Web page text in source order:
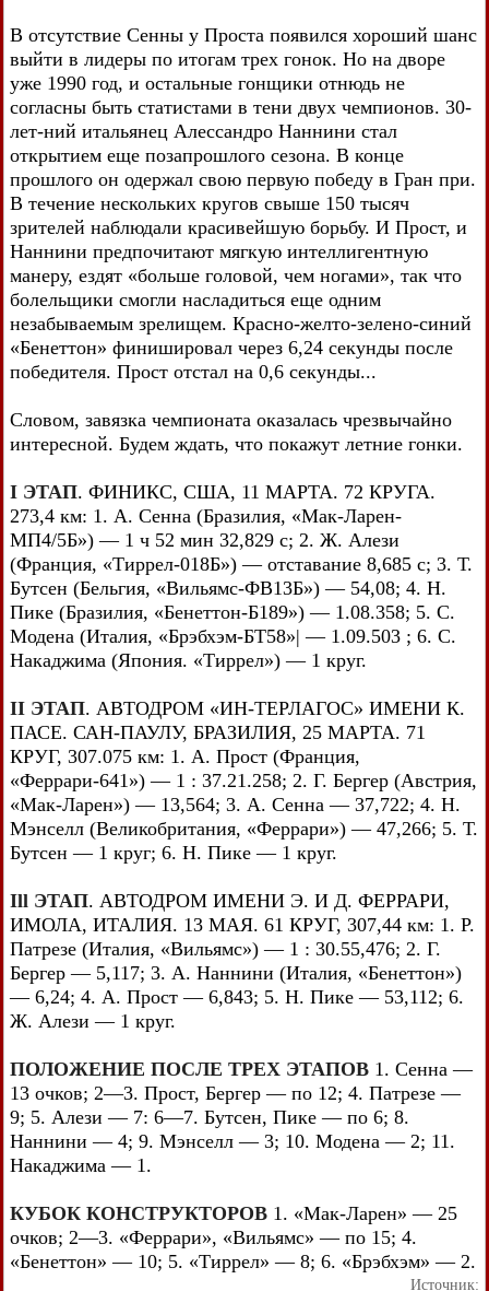
В отсутствие Сенны у Проста появился хороший шанс
выйти в лидеры по итогам трех гонок. Но на дворе
уже 1990 год, и остальные гонщики отнюдь не
согласны быть статистами в тени двух чемпионов. 30-
лет-ний итальянец Алессандро Наннини стал
открытием еще позапрошлого сезона. В конце
прошлого он одержал свою первую победу в Гран при.
В течение нескольких кругов свыше 150 тысяч
зрителей наблюдали красивейшую борьбу. И Прост, и
Наннини предпочитают мягкую интеллигентную
манеру, ездят «больше головой, чем ногами», так что
болельщики смогли насладиться еще одним
незабываемым зрелищем. Красно-желто-зелено-синий
«Бенеттон» финишировал через 6,24 секунды после
победителя. Прост отстал на 0,6 секунды...
Словом, завязка чемпионата оказалась чрезвычайно
интересной. Будем ждать, что покажут летние гонки.
I ЭТАП. ФИНИКС, США, 11 МАРТА. 72 КРУГА.
273,4 км: 1. А. Сенна (Бразилия, «Мак-Ларен-
МП4/5Б») — 1 ч 52 мин 32,829 с; 2. Ж. Алези
(Франция, «Тиррел-018Б») — отставание 8,685 с; 3. Т.
Бутсен (Бельгия, «Вильямс-ФВ13Б») — 54,08; 4. Н.
Пике (Бразилия, «Бенеттон-Б189») — 1.08.358; 5. С.
Модена (Италия, «Брэбхэм-БТ58»| — 1.09.503 ; 6. С.
Накаджима (Япония. «Тиррел») — 1 круг.
II ЭТАП. АВТОДРОМ «ИН-ТЕРЛАГОС» ИМЕНИ К.
ПАСЕ. САН-ПАУЛУ, БРАЗИЛИЯ, 25 МАРТА. 71
КРУГ, 307.075 км: 1. А. Прост (Франция,
«Феррари-641») — 1 : 37.21.258; 2. Г. Бергер (Австрия,
«Мак-Ларен») — 13,564; 3. А. Сенна — 37,722; 4. Н.
Мэнселл (Великобритания, «Феррари») — 47,266; 5. Т.
Бутсен — 1 круг; 6. Н. Пике — 1 круг.
Ill ЭТАП. АВТОДРОМ ИМЕНИ Э. И Д. ФЕРРАРИ,
ИМОЛА, ИТАЛИЯ. 13 МАЯ. 61 КРУГ, 307,44 км: 1. Р.
Патрезе (Италия, «Вильямс») — 1 : 30.55,476; 2. Г.
Бергер — 5,117; 3. А. Наннини (Италия, «Бенеттон»)
— 6,24; 4. А. Прост — 6,843; 5. Н. Пике — 53,112; 6.
Ж. Алези — 1 круг.
ПОЛОЖЕНИЕ ПОСЛЕ ТРЕХ ЭТАПОВ 1. Сенна —
13 очков; 2—3. Прост, Бергер — по 12; 4. Патрезе —
9; 5. Алези — 7: 6—7. Бутсен, Пике — по 6; 8.
Наннини — 4; 9. Мэнселл — 3; 10. Модена — 2; 11.
Накаджима — 1.
КУБОК КОНСТРУКТОРОВ 1. «Мак-Ларен» — 25
очков; 2—3. «Феррари», «Вильямс» — по 15; 4.
«Бенеттон» — 10; 5. «Тиррел» — 8; 6. «Брэбхэм» — 2.
Источник: